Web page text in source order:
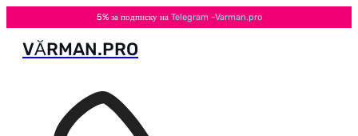
5% за подписку на Telegram -Varman.pro
Перейти
VӐRMAN.PRO